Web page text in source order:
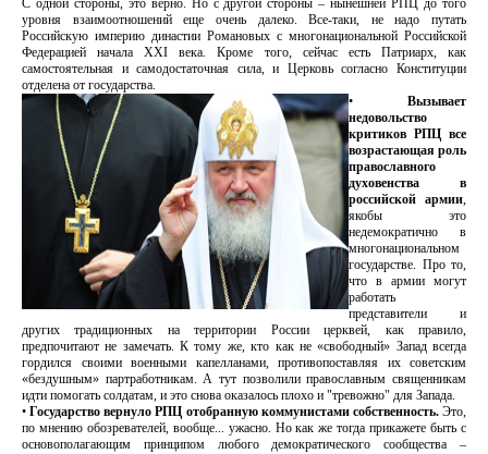
С одной стороны, это верно. Но с другой стороны – нынешней РПЦ до того
уровня взаимоотношений еще очень далеко. Все-таки, не надо путать
Российскую империю династии Романовых с многонациональной Российской
Федерацией начала ХХI века. Кроме того, сейчас есть Патриарх, как
самостоятельная и самодостаточная сила, и Церковь согласно Конституции
отделена от государства.
• Вызывает
недовольство
критиков РПЦ все
возрастающая роль
православного
духовенства в
российской армии,
якобы это
недемократично в
многонациональном
государстве. Про то,
что в армии могут
работать
представители и
других традиционных на территории России церквей, как правило,
предпочитают не замечать. К тому же, кто как не «свободный» Запад всегда
гордился своими военными капелланами, противопоставляя их советским
«бездушным» партработникам. А тут позволили православным священникам
идти помогать солдатам, и это снова оказалось плохо и "тревожно" для Запада.
•Государство вернуло РПЦ отобранную коммунистами собственность.Это,
по мнению обозревателей, вообще... ужасно. Но как же тогда прикажете быть с
основополагающим принципом любого демократического сообщества –